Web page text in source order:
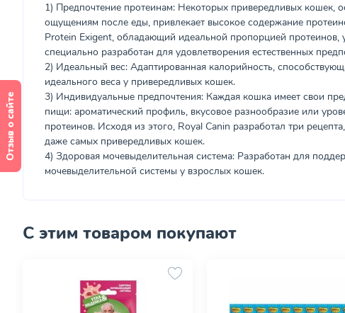
1) Предпочтение протеинам: Некоторых привередливых кошек,
ощущениям после еды, привлекает высокое содержание
Protein Exigent, обладающий идеальной пропорцией протеинов,
специально разработан для удовлетворения естественных
2) Идеальный вес: Адаптированная калорийность,
идеального веса у привередливых кошек.
3) Индивидуальные предпочтения: Каждая кошка имеет свои
пищи: ароматический профиль, вкусовое разнообразие или
протеинов. Исходя из этого, Royal Canin разработал три
даже самых привередливых кошек.
4) Здоровая мочевыделительная система: Разработан для
мочевыделительной системы у взрослых кошек.
С этим товаром покупают
Отзыв о сайте